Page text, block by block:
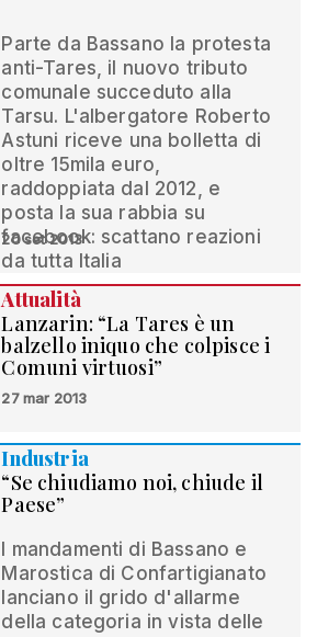
Parte da Bassano la protesta
anti-Tares, il nuovo tributo
comunale succeduto alla
Tarsu. L'albergatore Roberto
Astuni riceve una bolletta di
oltre 15mila euro,
raddoppiata dal 2012, e
posta la sua rabbia su
facebook: scattano reazioni
da tutta Italia
20 set 2013
Attualità
Lanzarin: “La Tares è un
balzello iniquo che colpisce i
Comuni virtuosi”
27 mar 2013
Industria
“Se chiudiamo noi, chiude il
Paese”
I mandamenti di Bassano e
Marostica di Confartigianato
lanciano il grido d'allarme
della categoria in vista delle